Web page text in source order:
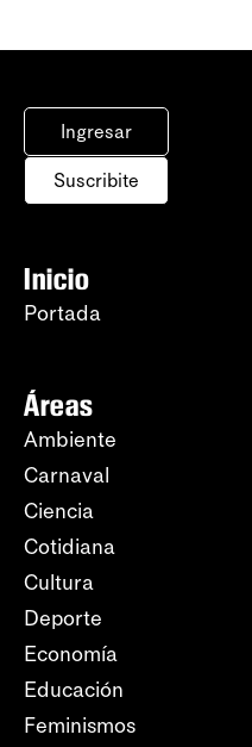
Ingresar
Suscribite
Inicio
Portada
Áreas
Ambiente
Carnaval
Ciencia
Cotidiana
Cultura
Deporte
Economía
Educación
Feminismos